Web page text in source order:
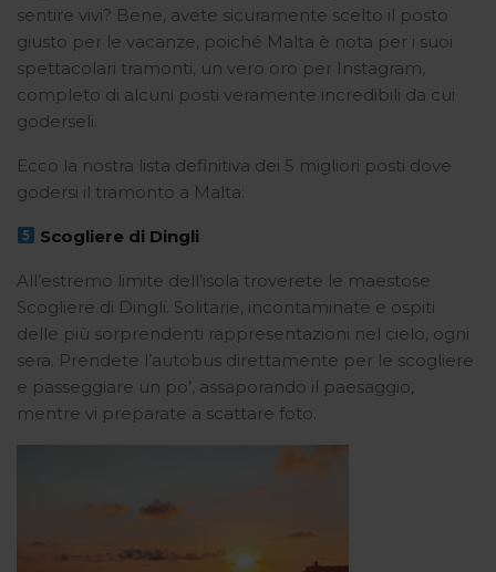
sentire vivi? Bene, avete sicuramente scelto il posto
giusto per le vacanze, poiché Malta è nota per i suoi
spettacolari tramonti, un vero oro per Instagram,
completo di alcuni posti veramente incredibili da cui
goderseli.
Ecco la nostra lista definitiva dei 5 migliori posti dove
godersi il tramonto a Malta:
Scogliere di Dingli
All’estremo limite dell’isola troverete le maestose
Scogliere di Dingli. Solitarie, incontaminate e ospiti
delle più sorprendenti rappresentazioni nel cielo, ogni
sera. Prendete l’autobus direttamente per le scogliere
e passeggiare un po’, assaporando il paesaggio,
mentre vi preparate a scattare foto.